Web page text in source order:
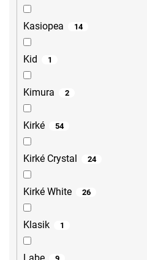
Kasiopea 14
Kid 1
Kimura 2
Kirké 54
Kirké Crystal 24
Kirké White 26
Klasik 1